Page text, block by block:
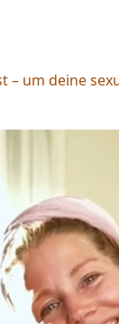
um deine